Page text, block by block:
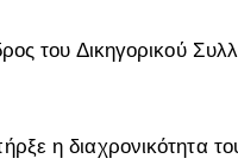
του Δικηγορικού
η διαχρονικότητα